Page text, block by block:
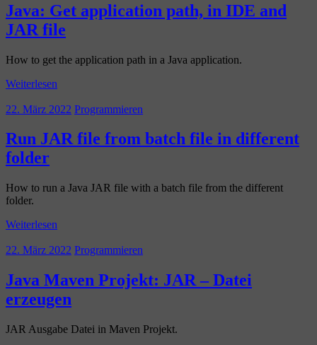
Java: Get application path, in IDE and
JAR file
How to get the application path in a Java application.
Weiterlesen
22. März 2022 Programmieren
Run JAR file from batch file in different
folder
How to run a Java JAR file with a batch file from the different
folder.
Weiterlesen
22. März 2022 Programmieren
Java Maven Projekt: JAR – Datei
erzeugen
JAR Ausgabe Datei in Maven Projekt.